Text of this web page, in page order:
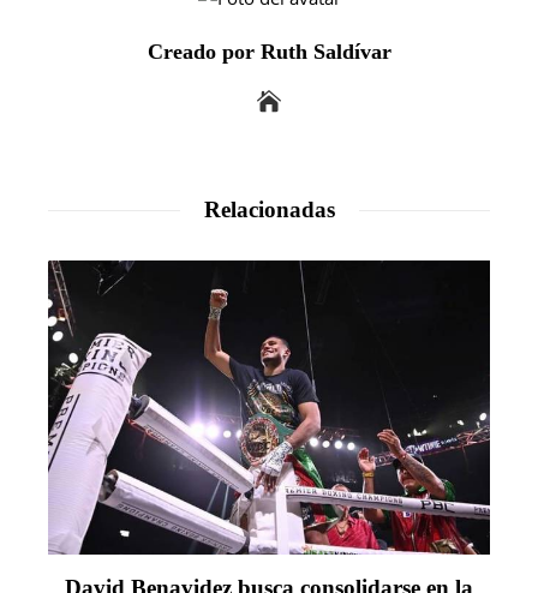
Creado por Ruth Saldívar
Relacionadas